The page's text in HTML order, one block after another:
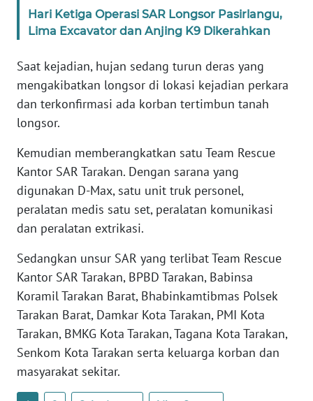
Hari Ketiga Operasi SAR Longsor Pasirlangu,
Lima Excavator dan Anjing K9 Dikerahkan
Saat kejadian, hujan sedang turun deras yang
mengakibatkan longsor di lokasi kejadian perkara
dan terkonfirmasi ada korban tertimbun tanah
longsor.
Kemudian memberangkatkan satu Team Rescue
Kantor SAR Tarakan. Dengan sarana yang
digunakan D-Max, satu unit truk personel,
peralatan medis satu set, peralatan komunikasi
dan peralatan extrikasi.
Sedangkan unsur SAR yang terlibat Team Rescue
Kantor SAR Tarakan, BPBD Tarakan, Babinsa
Koramil Tarakan Barat, Bhabinkamtibmas Polsek
Tarakan Barat, Damkar Kota Tarakan, PMI Kota
Tarakan, BMKG Kota Tarakan, Tagana Kota Tarakan,
Senkom Kota Tarakan serta keluarga korban dan
masyarakat sekitar.
PAPUA
BARAT
WN
RIAU
WN
WN
JAMBI
WN
WN
NTB
WN
SULTENG
WN
SULBAR